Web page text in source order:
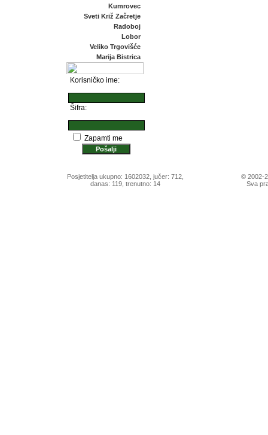
Kumrovec
Sveti Križ Začretje
Radoboj
Lobor
Veliko Trgovišće
Marija Bistrica
Korisničko ime:
Šifra:
Zapamti me
Posjetitelja ukupno: 1602032, jučer: 712,
danas: 119, trenutno: 14
© 2002-
Sva